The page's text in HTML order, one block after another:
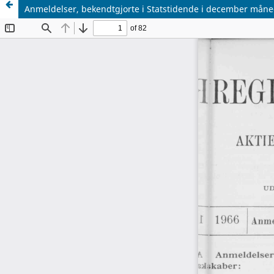
Anmeldelser, bekendtgjorte i Statstidende i december